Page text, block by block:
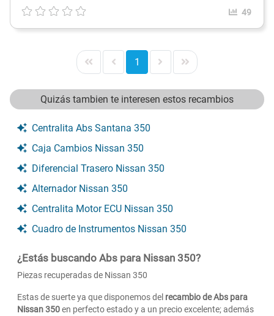
49
1
Quizás tambien te interesen estos recambios
Centralita Abs Santana 350
Caja Cambios Nissan 350
Diferencial Trasero Nissan 350
Alternador Nissan 350
Centralita Motor ECU Nissan 350
Cuadro de Instrumentos Nissan 350
¿Estás buscando Abs para Nissan 350?
Piezas recuperadas de Nissan 350
Estas de suerte ya que disponemos del recambio de Abs para
Nissan 350en perfecto estado y a un precio excelente; además